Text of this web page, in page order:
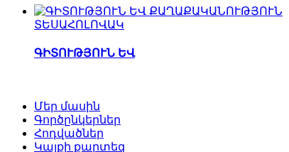
ՏԵՍԱՀՈԼՈՎԱԿ
ԳԻՏՈՒԹՅՈՒՆ ԵՎ
Մեր մասին
Գործընկերներ
Հոդվածներ
Կայքի քարտեզ